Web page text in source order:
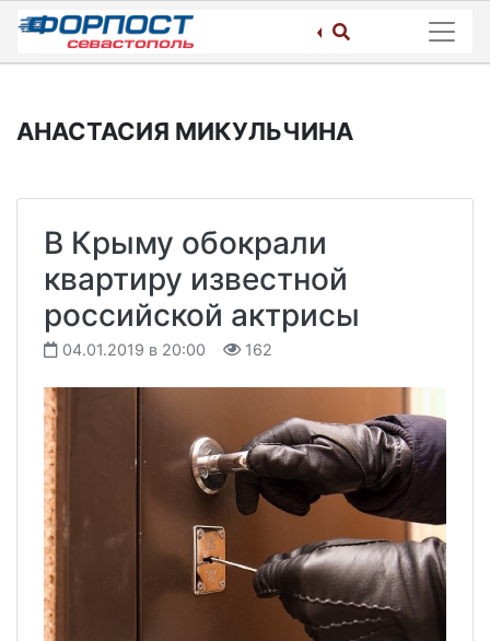
Skip
content
АНАСТАСИЯ МИКУЛЬЧИНА
В Крыму обокрали
квартиру известной
российской актрисы
04.01.2019 в 20:00 162